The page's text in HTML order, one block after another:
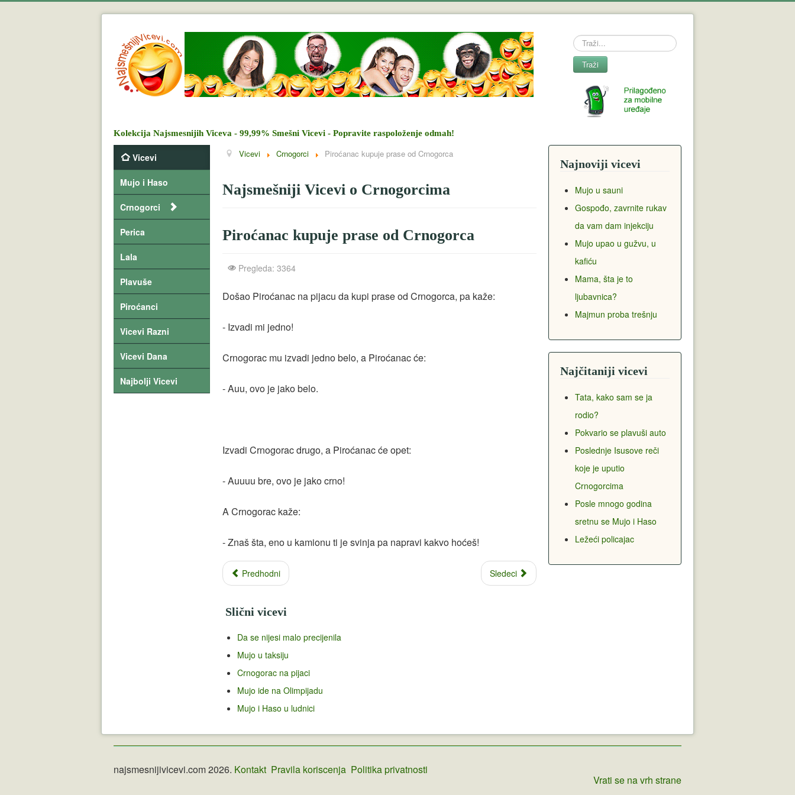
Search
Traži
Kolekcija Najsmesnijih Viceva - 99,99% Smešni Vicevi - Popravite raspoloženje odmah!
Vicevi
Mujo i Haso
Crnogorci
Perica
Lala
Plavuše
Piroćanci
Vicevi Razni
Vicevi Dana
Najbolji Vicevi
Vicevi Crnogorci Piroćanac kupuje prase od Crnogorca
Najsmešniji Vicevi o Crnogorcima
Piroćanac kupuje prase od Crnogorca
Pregleda: 3364
Došao Piroćanac na pijacu da kupi prase od Crnogorca, pa kaže:
- Izvadi mi jedno!
Crnogorac mu izvadi jedno belo, a Piroćanac će:
- Auu, ovo je jako belo.
Izvadi Crnogorac drugo, a Piroćanac će opet:
- Auuuu bre, ovo je jako crno!
A Crnogorac kaže:
- Znaš šta, eno u kamionu ti je svinja pa napravi kakvo hoćeš!
Predhodni Sledeci
Slični vicevi
Da se nijesi malo precijenila
Mujo u taksiju
Crnogorac na pijaci
Mujo ide na Olimpijadu
Mujo i Haso u ludnici
Najnoviji vicevi
Mujo u sauni
Gospođo, zavrnite rukav
da vam dam injekciju
Mujo upao u gužvu, u
kafiću
Mama, šta je to
ljubavnica?
Majmun proba trešnju
Najčitaniji vicevi
Tata, kako sam se ja
rodio?
Pokvario se plavuši auto
Poslednje Isusove reči
koje je uputio
Crnogorcima
Posle mnogo godina
sretnu se Mujo i Haso
Ležeći policajac
Vrati se na vrh strane
najsmesnijivicevi.com 2026. Kontakt Pravila koriscenja Politika privatnosti